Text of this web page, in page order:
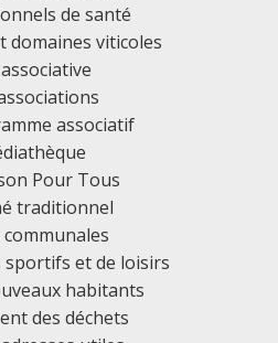
de santé
domaines viticoles
associatif
Pour Tous
traditionnel
communales
sportifs et de loisirs
habitants
des déchets